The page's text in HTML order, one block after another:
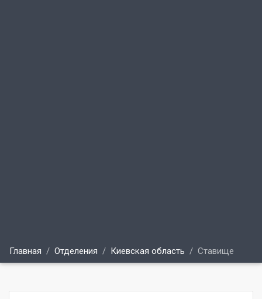
Главная Отделения Киевская область Ставище